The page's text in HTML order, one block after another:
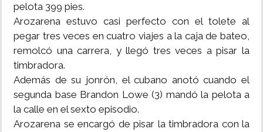
pelota 399 pies.
Arozarena estuvo casi perfecto con el tolete al
pegar tres veces en cuatro viajes a la caja de bateo,
remolcó una carrera, y llegó tres veces a pisar la
timbradora.
Además de su jonrón, el cubano anotó cuando el
segunda base Brandon Lowe (3) mandó la pelota a
la calle en el sexto episodio.
Arozarena se encargó de pisar la timbradora con la